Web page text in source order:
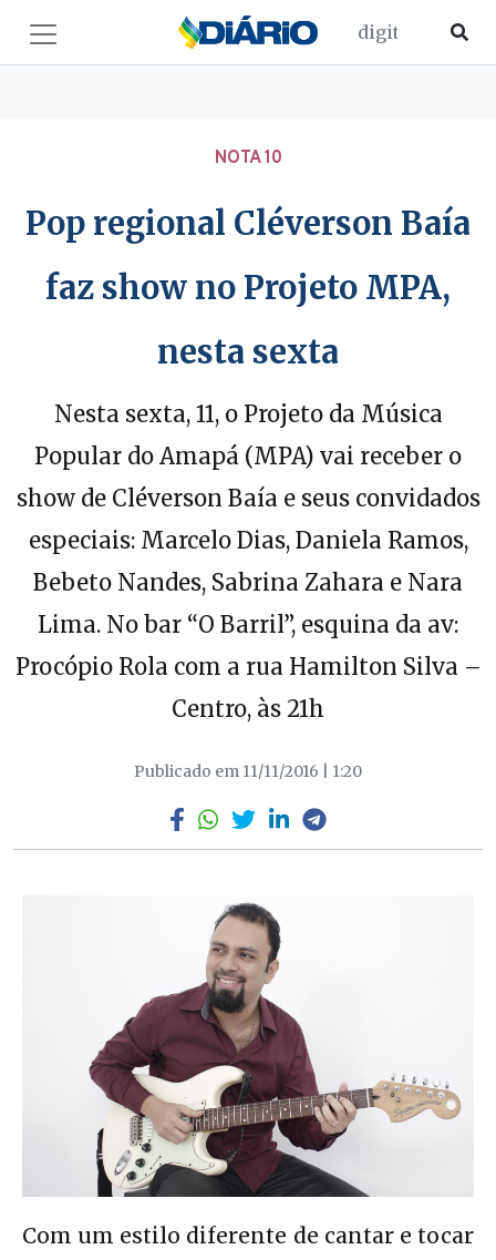
NOTA 10
Pop regional Cléverson Baía
faz show no Projeto MPA,
nesta sexta
Nesta sexta, 11, o Projeto da Música
Popular do Amapá (MPA) vai receber o
show de Cléverson Baía e seus convidados
especiais: Marcelo Dias, Daniela Ramos,
Bebeto Nandes, Sabrina Zahara e Nara
Lima. No bar “O Barril”, esquina da av:
Procópio Rola com a rua Hamilton Silva –
Centro, às 21h
Publicado em 11/11/2016 | 1:20
Com um estilo diferente de cantar e tocar